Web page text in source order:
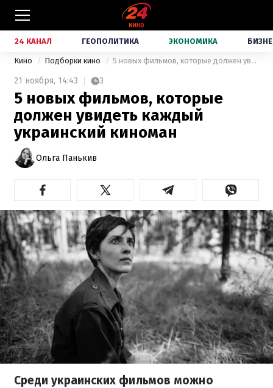
24 КАНАЛ ГЕОПОЛИТИКА ЭКОНОМИКА
Кино Подборки кино 5 новых фильмов, которые должен увидеть каждый украинский киноман
21 ноября, 14:43 3
5 новых фильмов, которые
должен увидеть каждый
украинский киноман
Ольга Панькив
Среди украинских фильмов можно